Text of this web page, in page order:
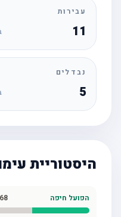
עבירות
11
נבדלים
היסטוריית
הפועל חיפה 68